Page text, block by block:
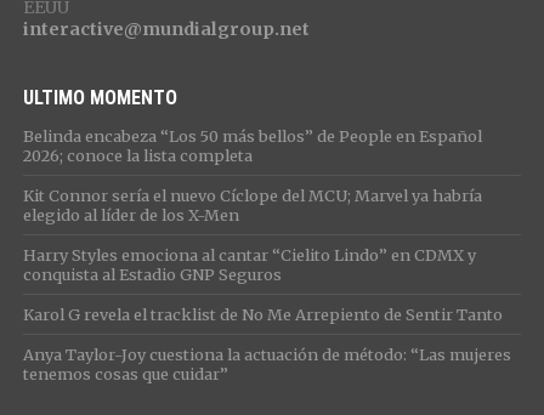
EEUU
interactive@mundialgroup.net
ULTIMO MOMENTO
Belinda encabeza “Los 50 más bellos” de People en Español
2026; conoce la lista completa
Kit Connor sería el nuevo Cíclope del MCU; Marvel ya habría
elegido al líder de los X-Men
Harry Styles emociona al cantar “Cielito Lindo” en CDMX y
conquista al Estadio GNP Seguros
Karol G revela el tracklist de No Me Arrepiento de Sentir Tanto
Anya Taylor-Joy cuestiona la actuación de método: “Las mujeres
tenemos cosas que cuidar”